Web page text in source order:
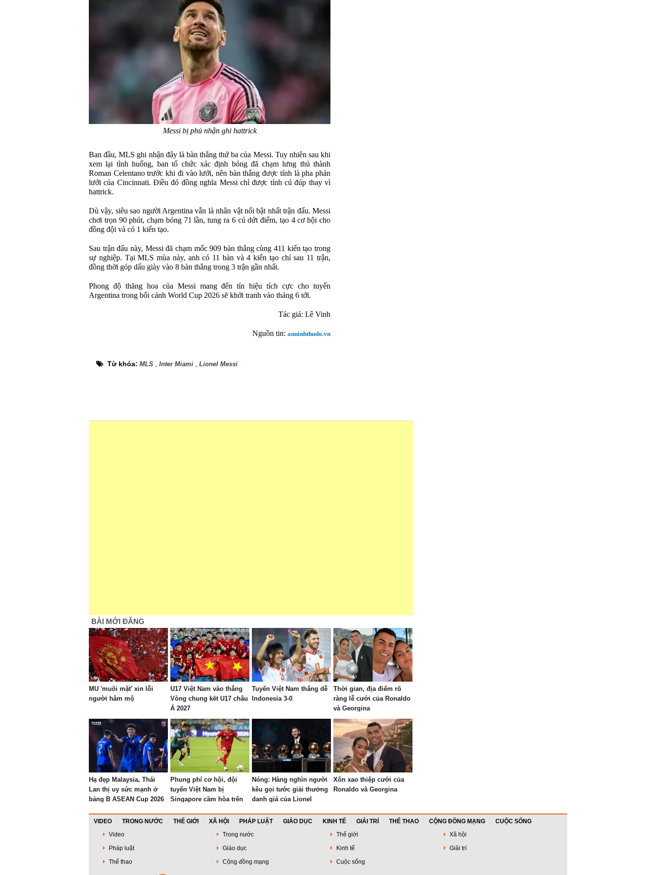
Messi bị phủ nhận ghi hattrick
Ban đầu, MLS ghi nhận đây là bàn thắng thứ ba của Messi. Tuy nhiên sau khi
xem lại tình huống, ban tổ chức xác định bóng đã chạm lưng thủ thành
Roman Celentano trước khi đi vào lưới, nên bàn thắng được tính là pha phản
lưới của Cincinnati. Điều đó đồng nghĩa Messi chỉ được tính cú đúp thay vì
hattrick.
Dù vậy, siêu sao người Argentina vẫn là nhân vật nổi bật nhất trận đấu. Messi
chơi trọn 90 phút, chạm bóng 71 lần, tung ra 6 cú dứt điểm, tạo 4 cơ hội cho
đồng đội và có 1 kiến tạo.
Sau trận đấu này, Messi đã chạm mốc 909 bàn thắng cùng 411 kiến tạo trong
sự nghiệp. Tại MLS mùa này, anh có 11 bàn và 4 kiến tạo chỉ sau 11 trận,
đồng thời góp dấu giày vào 8 bàn thắng trong 3 trận gần nhất.
Phong độ thăng hoa của Messi mang đến tín hiệu tích cực cho tuyển
Argentina trong bối cảnh World Cup 2026 sẽ khởi tranh vào tháng 6 tới.
Tác giả: Lê Vinh
Nguồn tin: anninhthudo.vn
Từ khóa: MLS Inter Miami Lionel Messi
BÀI MỚI ĐĂNG
MU 'muối mặt' xin lỗi
người hâm mộ
U17 Việt Nam vào thẳng
Vòng chung kết U17 châu
Á 2027
Tuyển Việt Nam thắng dễ
Indonesia 3-0
Thời gian, địa điểm rõ
ràng lễ cưới của Ronaldo
và Georgina
Hạ đẹp Malaysia, Thái
Lan thị uy sức mạnh ở
bảng B ASEAN Cup 2026
Phung phí cơ hội, đội
tuyển Việt Nam bị
Singapore cầm hòa trên
Nóng: Hàng nghìn người
kêu gọi tước giải thưởng
danh giá của Lionel
vinh danh?
Xôn xao thiệp cưới của
Ronaldo và Georgina
VIDEO TRONG NƯỚC THẾ GIỚI XÃ HỘI PHÁP LUẬT GIÁO DỤC KINH TẾ GIẢI TRÍ THỂ THAO CỘNG ĐỒNG MẠNG
CUỘC SỐNG
Video
Trong nước Thế giới
Xã hội
Pháp luật
Giáo dục Kinh tế
Giải trí
Thể thao
Cộng đồng mạng Cuộc sống